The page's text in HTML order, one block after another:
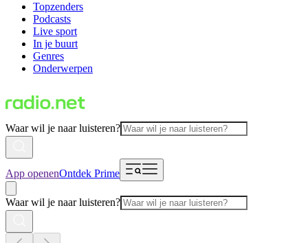
Topzenders
Podcasts
Live sport
In je buurt
Genres
Onderwerpen
Waar wil je naar luisteren?
App openenOntdek Prime
Waar wil je naar luisteren?